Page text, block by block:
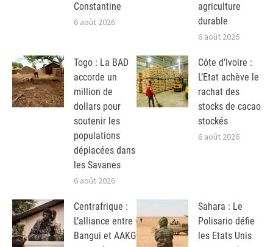
Constantine
6 août 2026
agriculture
durable
6 août 2026
Togo : La BAD
accorde un
million de
dollars pour
soutenir les
populations
déplacées dans
les Savanes
6 août 2026
Côte d’Ivoire :
L’Etat achève le
rachat des
stocks de cacao
stockés
6 août 2026
Centrafrique :
L’alliance entre
Bangui et AAKG
Sahara : Le
Polisario défie
les Etats Unis